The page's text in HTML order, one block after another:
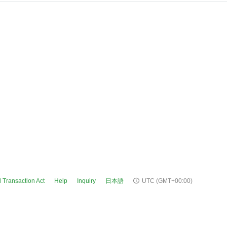
Act Help Inquiry 日本語 UTC (GMT+00:00)